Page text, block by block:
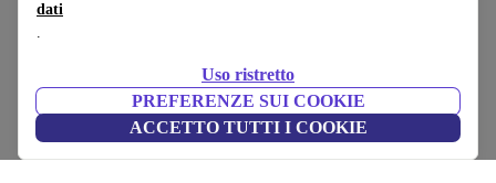
dati
.
Uso ristretto
PREFERENZE SUI COOKIE
ACCETTO TUTTI I COOKIE
Home
Rely HW70 Stuhl all'aperto nero
nero
(Raccolta recensioni)